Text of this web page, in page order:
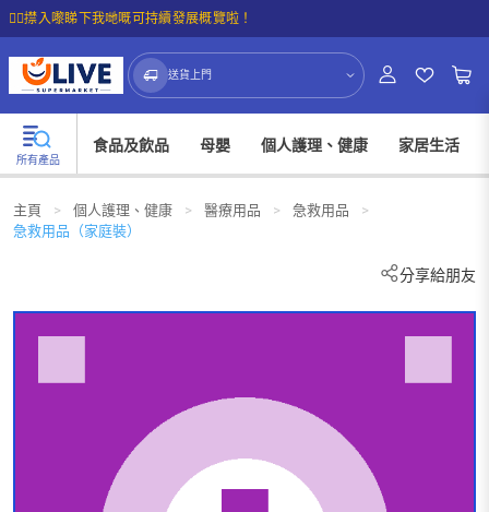
☝🏼㩒入嚟睇下我哋嘅可持續發展概覽啦！
送貨上門
所有產品
食品及飲品 母嬰 個人護理、健康 家居生活
主頁 > 個人護理、健康 > 醫療用品 > 急救用品
>
急救用品（家庭裝）
分享給朋友